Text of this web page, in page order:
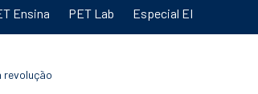
Ensina PET Lab Especial EI
revolução